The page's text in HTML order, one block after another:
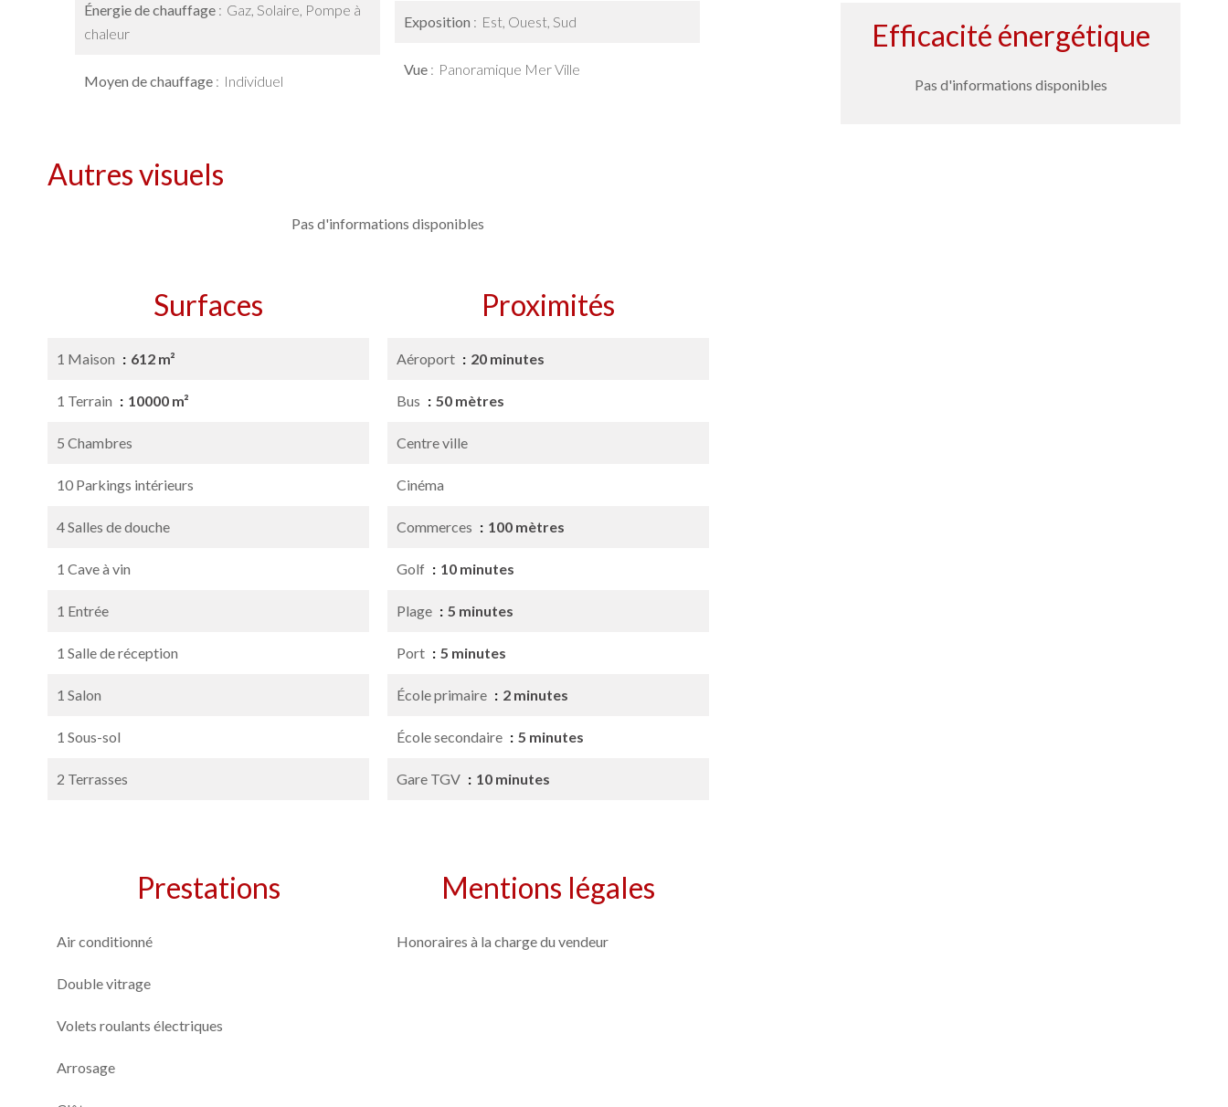
Énergie de chauffage
Gaz, Solaire, Pompe à
chaleur
Moyen de chauffage Individuel
Exposition Est, Ouest, Sud
Vue Panoramique Mer Ville
Autres visuels
Pas d'informations disponibles
Surfaces
1 Maison 612 m²
1 Terrain 10000 m²
5 Chambres
10 Parkings intérieurs
4 Salles de douche
1 Cave à vin
1 Entrée
1 Salle de réception
1 Salon
1 Sous-sol
2 Terrasses
Proximités
Aéroport 20 minutes
Bus 50 mètres
Centre ville
Cinéma
Commerces 100 mètres
Golf 10 minutes
Plage 5 minutes
Port 5 minutes
École primaire 2 minutes
École secondaire 5 minutes
Gare TGV 10 minutes
Prestations
Air conditionné
Double vitrage
Volets roulants électriques
Arrosage
Mentions légales
Honoraires à la charge du vendeur
Efficacité énergétique
Pas d'informations disponibles